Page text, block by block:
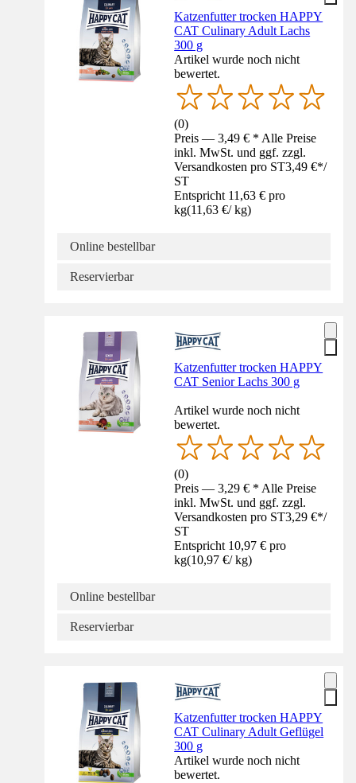
Katzenfutter trocken HAPPY
CAT Culinary Adult Lachs
300 g
Artikel wurde noch nicht
bewertet.
(0)
Preis — 3,49 € * Alle Preise
inkl. MwSt. und ggf. zzgl.
Versandkosten pro ST3,49 €*/
ST
Entspricht 11,63 € pro
kg(11,63 €/ kg)
Online bestellbar
Reservierbar
Katzenfutter trocken HAPPY
CAT Senior Lachs 300 g
Artikel wurde noch nicht
bewertet.
(0)
Preis — 3,29 € * Alle Preise
inkl. MwSt. und ggf. zzgl.
Versandkosten pro ST3,29 €*/
ST
Entspricht 10,97 € pro
kg(10,97 €/ kg)
Online bestellbar
Reservierbar
Katzenfutter trocken HAPPY
CAT Culinary Adult Geflügel
300 g
Artikel wurde noch nicht
bewertet.